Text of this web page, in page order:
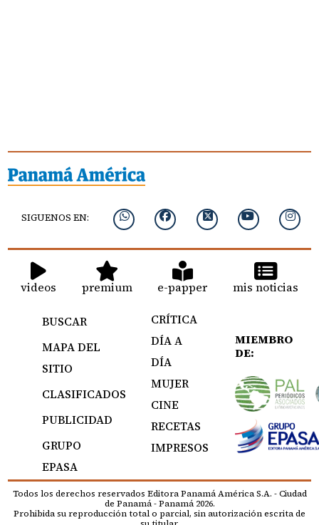
SIGUENOS EN:
videos premium e-papper mis noticias
BUSCAR
MAPA DEL
SITIO
CLASIFICADOS
PUBLICIDAD
GRUPO
EPASA
CRÍTICA
DÍA A
DÍA
MUJER
CINE
RECETAS
IMPRESOS
MIEMBRO
DE:
Todos los derechos reservados Editora Panamá América S.A. - Ciudad
de Panamá - Panamá 2026.
Prohibida su reproducción total o parcial, sin autorización escrita de